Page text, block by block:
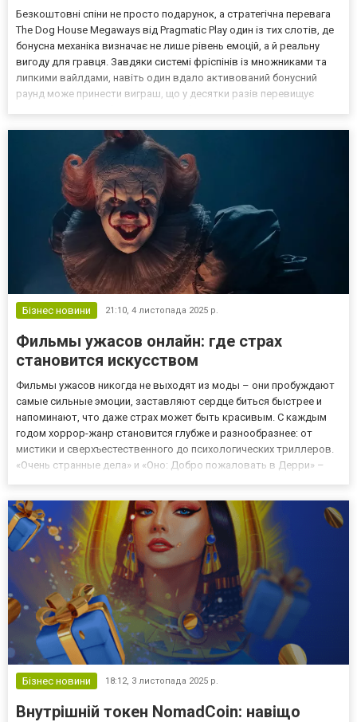
Безкоштовні спіни не просто подарунок, а стратегічна перевага
The Dog House Megaways від Pragmatic Play один із тих слотів, де
бонусна механіка визначає не лише рівень емоцій, а й реальну
вигоду для гравця. Завдяки системі фріспінів із множниками та
липкими вайлдами, навіть один вдало активований бонусний
раунд може принести виграш, що у десятки разів перевищує
Бізнес новини 21:10, 4 листопада 2025 р.
Фильмы ужасов онлайн: где страх
становится искусством
Фильмы ужасов никогда не выходят из моды – они пробуждают
самые сильные эмоции, заставляют сердце биться быстрее и
напоминают, что даже страх может быть красивым. С каждым
годом хоррор-жанр становится глубже и разнообразнее: от
мистики и сверхъестественного до психологических триллеров.
«Очень странные дела» и «Оно: Добро пожаловать в Дерри» –
Бізнес новини 18:12, 3 листопада 2025 р.
Внутрішній токен NomadCoin: навіщо